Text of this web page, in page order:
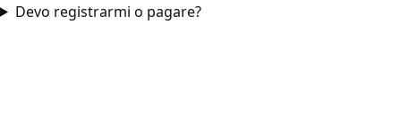
Devo registrarmi o pagare?